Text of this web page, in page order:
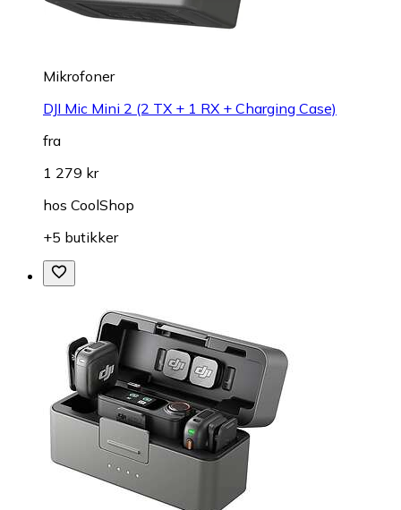
Mikrofoner
DJI Mic Mini 2 (2 TX + 1 RX + Charging Case)
fra
1 279 kr
hos CoolShop
+5 butikker